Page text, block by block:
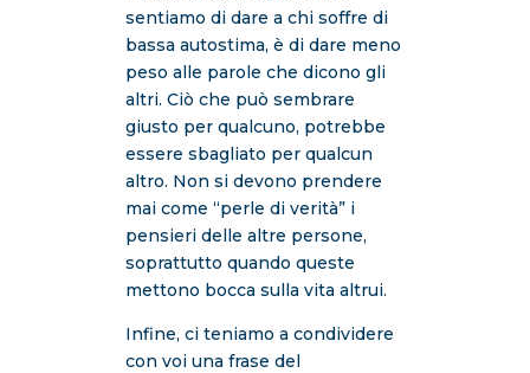
sentiamo di dare a chi soffre di
bassa autostima, è di dare meno
peso alle parole che dicono gli
altri. Ciò che può sembrare
giusto per qualcuno, potrebbe
essere sbagliato per qualcun
altro. Non si devono prendere
mai come “perle di verità” i
pensieri delle altre persone,
soprattutto quando queste
mettono bocca sulla vita altrui.
Infine, ci teniamo a condividere
con voi una frase del